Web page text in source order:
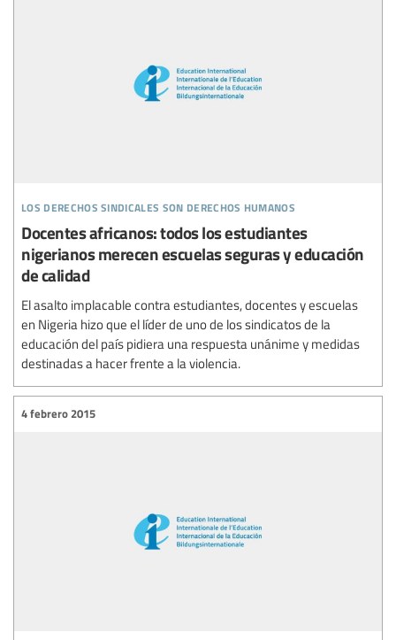
los derechos sindicales son derechos humanos
Docentes africanos: todos los estudiantes
nigerianos merecen escuelas seguras y educación
de calidad
El asalto implacable contra estudiantes, docentes y escuelas
en Nigeria hizo que el líder de uno de los sindicatos de la
educación del país pidiera una respuesta unánime y medidas
destinadas a hacer frente a la violencia.
4 febrero 2015